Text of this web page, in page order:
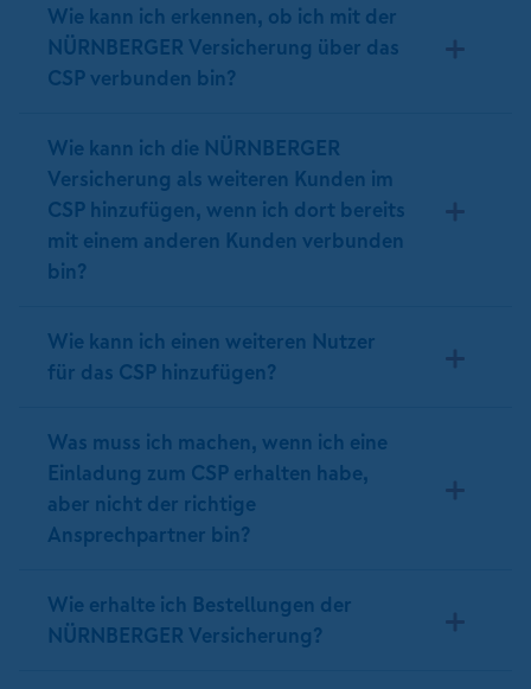
Wie kann ich erkennen, ob ich mit der
NÜRNBERGER Versicherung über das
CSP verbunden bin?
Wie kann ich die NÜRNBERGER
Versicherung als weiteren Kunden im
CSP hinzufügen, wenn ich dort bereits
mit einem anderen Kunden verbunden
bin?
Wie kann ich einen weiteren Nutzer
für das CSP hinzufügen?
Was muss ich machen, wenn ich eine
Einladung zum CSP erhalten habe,
aber nicht der richtige
Ansprechpartner bin?
Wie erhalte ich Bestellungen der
NÜRNBERGER Versicherung?